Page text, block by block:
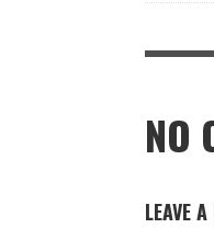
NO
LEAVE